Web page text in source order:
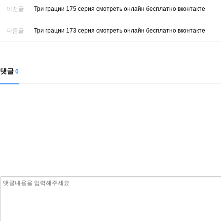
이전글 Три грации 175 серия смотреть онлайн бесплатно вконтакте
다음글 Три грации 173 серия смотреть онлайн бесплатно вконтакте
댓글 0